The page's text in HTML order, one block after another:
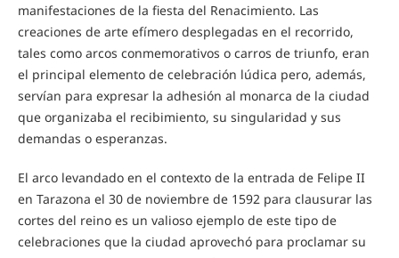
manifestaciones de la fiesta del Renacimiento. Las
creaciones de arte efímero desplegadas en el recorrido,
tales como arcos conmemorativos o carros de triunfo, eran
el principal elemento de celebración lúdica pero, además,
servían para expresar la adhesión al monarca de la ciudad
que organizaba el recibimiento, su singularidad y sus
demandas o esperanzas.
El arco levandado en el contexto de la entrada de Felipe II
en Tarazona el 30 de noviembre de 1592 para clausurar las
cortes del reino es un valioso ejemplo de este tipo de
celebraciones que la ciudad aprovechó para proclamar su